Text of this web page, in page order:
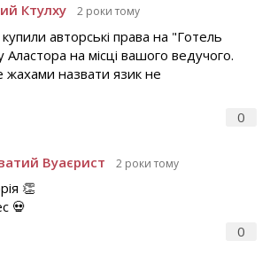
Ктулху 2 роки тому
0
авторські права на "Готель
Аластора на місці вашого ведучого.
назвати язик не
Вуаєрист 2 роки тому
0
👏
💀